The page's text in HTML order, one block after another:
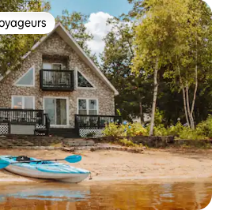
les plus appréciés